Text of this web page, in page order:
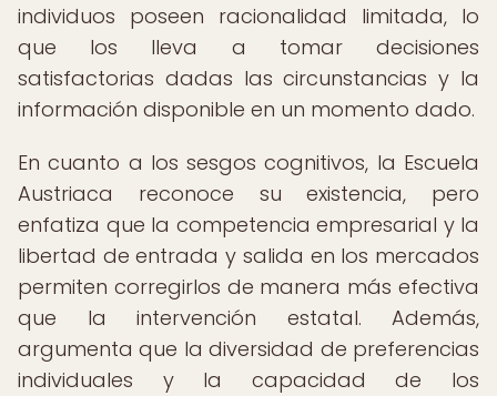
individuos poseen racionalidad limitada, lo
que los lleva a tomar decisiones
satisfactorias dadas las circunstancias y la
información disponible en un momento dado.
En cuanto a los sesgos cognitivos, la Escuela
Austriaca reconoce su existencia, pero
enfatiza que la competencia empresarial y la
libertad de entrada y salida en los mercados
permiten corregirlos de manera más efectiva
que la intervención estatal. Además,
argumenta que la diversidad de preferencias
individuales y la capacidad de los